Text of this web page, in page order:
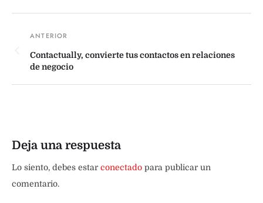
Contactually, convierte tus contactos en relaciones
de negocio
Deja una respuesta
Lo siento, debes estarconectado para publicar un
comentario.